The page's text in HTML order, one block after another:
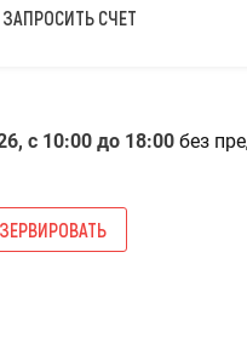
ЗАПРОСИТЬ СЧЕТ
с 10:00 до 18:00 без